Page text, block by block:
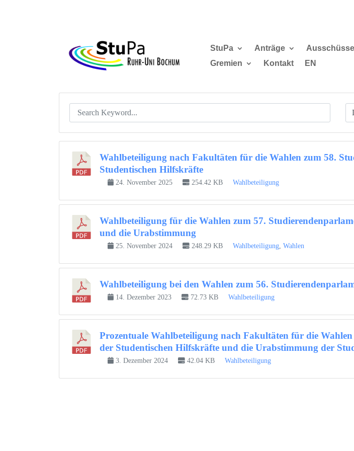
StuPa Anträge Ausschüsse
Gremien
Kontakt EN
Wahlbeteiligung nach Fakultäten für die Wahlen zum 58.
Studentischen Hilfskräfte
24. November 2025 254.42 KB Wahlbeteiligung
Wahlbeteiligung für die Wahlen zum 57.
und die Urabstimmung
25. November 2024 248.29 KB Wahlbeteiligung Wahlen
Wahlbeteiligung bei den Wahlen zum 56.
14. Dezember 2023 72.73 KB Wahlbeteiligung
Prozentuale Wahlbeteiligung nach Fakultäten für die
der Studentischen Hilfskräfte und die Urabstimmung der
3. Dezember 2024 42.04 KB Wahlbeteiligung